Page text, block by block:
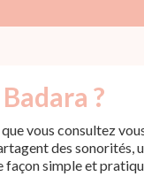
?
vous consultez
des sonorités,
façon simple et